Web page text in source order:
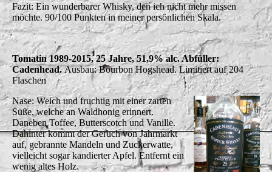
Fazit: Ein wunderbarer Whisky, den ich nicht mehr missen
möchte. 90/100 Punkten in meiner persönlichen Skala.
Tomatin 1989-2015, 25 Jahre, 51,9% alc. Abfüller:
Cadenhead.Ausbau: Bourbon Hogshead. Limitiert auf 204
Flaschen
Nase: Weich und fruchtig mit einer zarten
Süße, welche an Waldhonig erinnert.
Daneben Toffee, Butterscotch und Vanille.
Dahinter kommt der Geruch von Jahrmarkt
auf, gebrannte Mandeln und Zuckerwatte,
vielleicht sogar kandierter Apfel. Entfernt ein
wenig altes Holz.